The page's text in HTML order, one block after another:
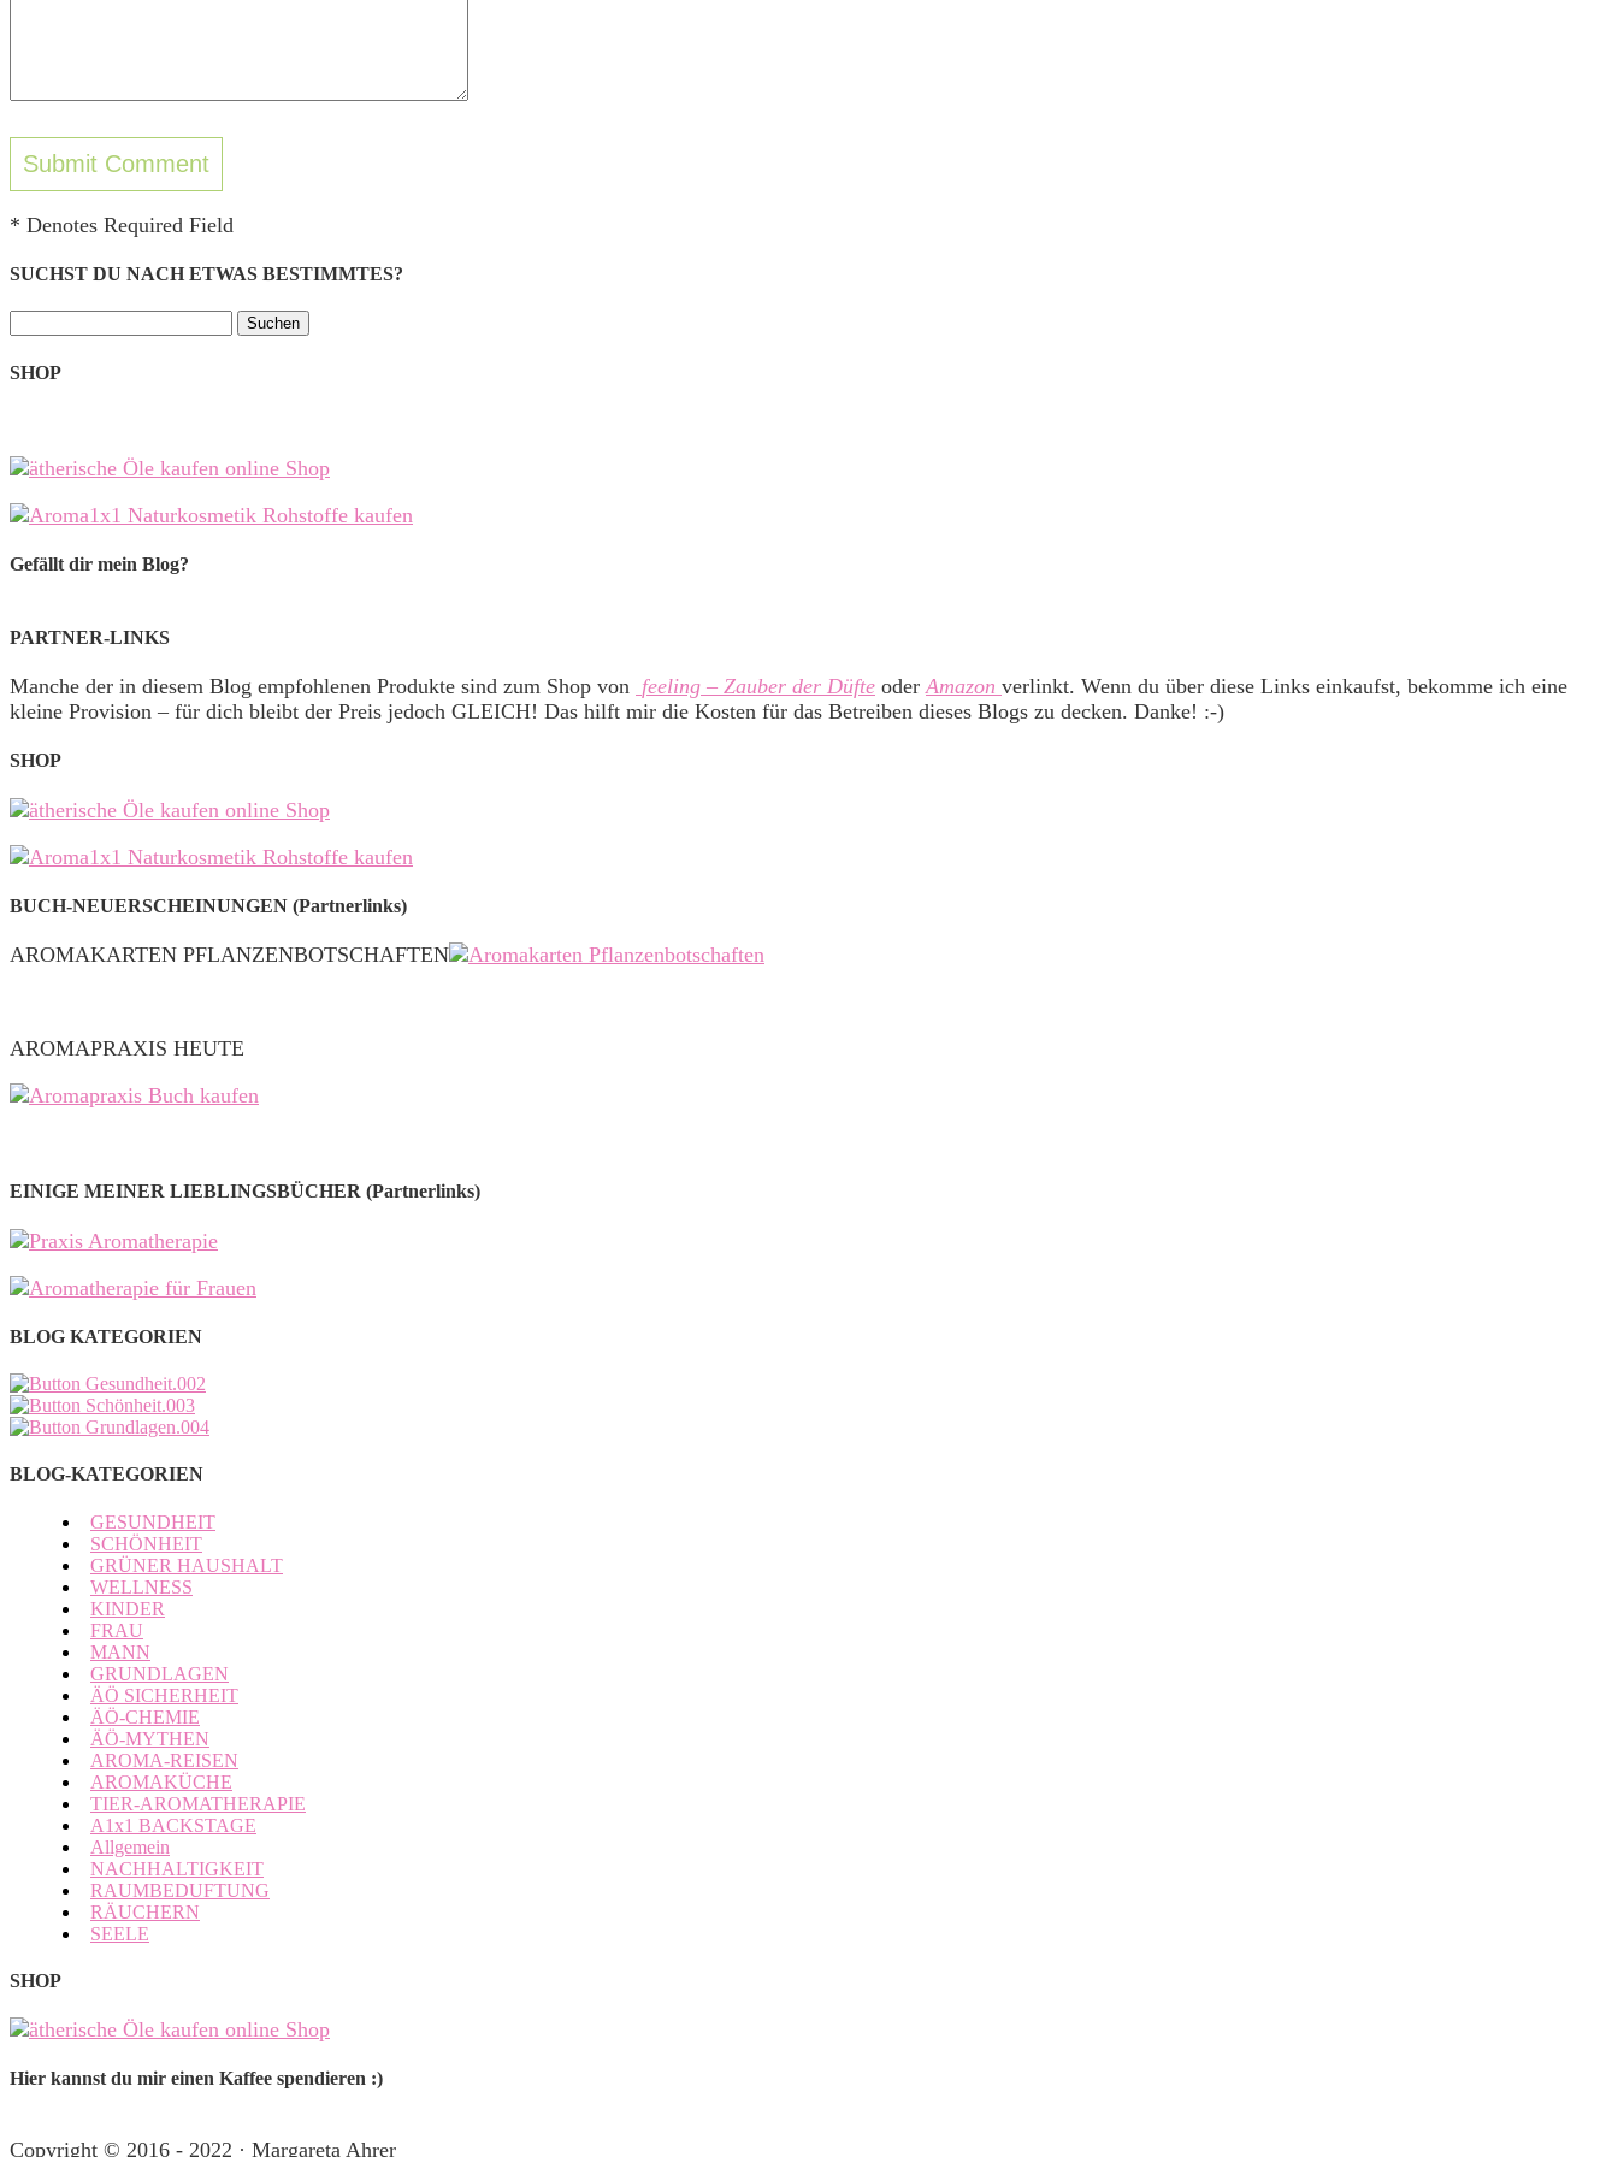
* Denotes Required Field
SUCHST DU NACH ETWAS BESTIMMTES?
nach:
SHOP
Gefällt dir mein Blog?
PARTNER-LINKS
Manche der in diesem Blog empfohlenen Produkte sind zum Shop von feeling – Zauber der Düfte oderAmazon verlinkt. Wenn du über diese Links einkaufst, bekomme ich eine
kleine Provision – für dich bleibt der Preis jedoch GLEICH! Das hilft mir die Kosten für das Betreiben dieses Blogs zu decken. Danke! :-)
SHOP
BUCH-NEUERSCHEINUNGEN (Partnerlinks)
AROMAKARTEN PFLANZENBOTSCHAFTEN
AROMAPRAXIS HEUTE
EINIGE MEINER LIEBLINGSBÜCHER (Partnerlinks)
BLOG KATEGORIEN
BLOG-KATEGORIEN
GESUNDHEIT
SCHÖNHEIT
GRÜNER HAUSHALT
WELLNESS
KINDER
FRAU
MANN
GRUNDLAGEN
ÄÖ SICHERHEIT
ÄÖ-CHEMIE
ÄÖ-MYTHEN
AROMA-REISEN
AROMAKÜCHE
TIER-AROMATHERAPIE
A1x1 BACKSTAGE
Allgemein
NACHHALTIGKEIT
RAUMBEDUFTUNG
RÄUCHERN
SEELE
SHOP
Hier kannst du mir einen Kaffee spendieren :)
Copyright © 2016 - 2022 · Margareta Ahrer